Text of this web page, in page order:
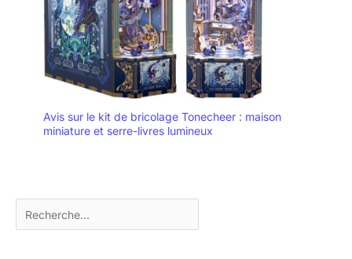
Avis sur le kit de bricolage Tonecheer : maison
miniature et serre-livres lumineux